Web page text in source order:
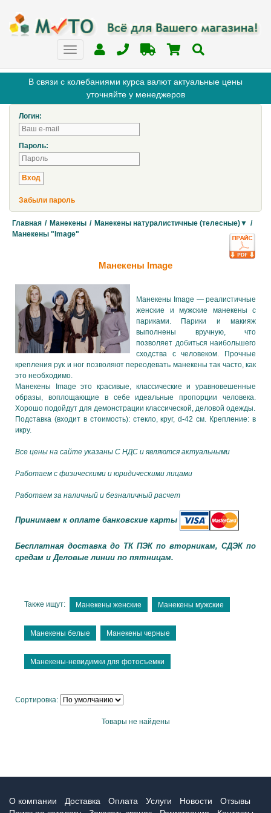
В связи с колебаниями курса валют актуальные цены
уточняйте у менеджеров
Логин:
Пароль:
Забыли пароль
Главная / Манекены / Манекены натуралистичные (телесные)▼ /
Манекены "Image"
Манекены Image
Манекены Image — реалистичные
женские и мужские манекены с
париками. Парики и макияж
выполнены вручную, что
позволяет добиться наибольшего
сходства с человеком. Прочные
крепления рук и ног позволяют переодевать манекены так часто, как
это необходимо.
Манекены Image это красивые, классические и уравновешенные
образы, воплощающие в себе идеальные пропорции человека.
Хорошо подойдут для демонстрации классической, деловой одежды.
Подставка (входит в стоимость): стекло, круг, d-42 см. Крепление: в
икру.
Все цены на сайте указаны С НДС и являются актуальными
Работаем с физическими и юридическими лицами
Работаем за наличный и безналичный расчет
Принимаем к оплате банковские карты
Бесплатная доставка до ТК ПЭК по вторникам, СДЭК по
средам и Деловые линии по пятницам.
Также ищут: Манекены женские Манекены мужские
Манекены белые Манекены черные
Манекены-невидимки для фотосъемки
Сортировка:
Товары не найдены
О компании Доставка Оплата Услуги Новости
Отзывы